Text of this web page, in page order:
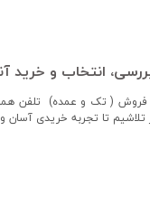
در فروش ( تک و عمده)
تلاشیم تا تجربه خریدی